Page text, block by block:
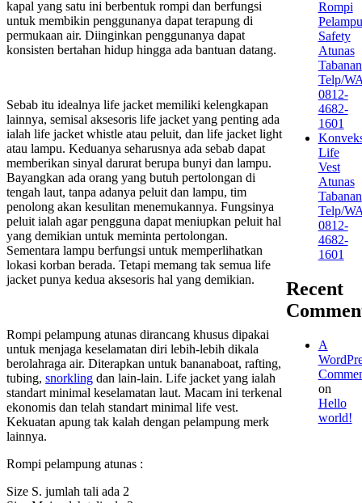
kapal yang satu ini berbentuk rompi dan berfungsi
untuk membikin penggunanya dapat terapung di
permukaan air. Diinginkan penggunanya dapat
konsisten bertahan hidup hingga ada bantuan datang.
Sebab itu idealnya life jacket memiliki kelengkapan
lainnya, semisal aksesoris life jacket yang penting ada
ialah life jacket whistle atau peluit, dan life jacket light
atau lampu. Keduanya seharusnya ada sebab dapat
memberikan sinyal darurat berupa bunyi dan lampu.
Bayangkan ada orang yang butuh pertolongan di
tengah laut, tanpa adanya peluit dan lampu, tim
penolong akan kesulitan menemukannya. Fungsinya
peluit ialah agar pengguna dapat meniupkan peluit hal
yang demikian untuk meminta pertolongan.
Sementara lampu berfungsi untuk memperlihatkan
lokasi korban berada. Tetapi memang tak semua life
jacket punya kedua aksesoris hal yang demikian.
Rompi pelampung atunas dirancang khusus dipakai
untuk menjaga keselamatan diri lebih-lebih dikala
berolahraga air. Diterapkan untuk bananaboat, rafting,
tubing, snorkling dan lain-lain. Life jacket yang ialah
standart minimal keselamatan laut. Macam ini terkenal
ekonomis dan telah standart minimal life vest.
Kekuatan apung tak kalah dengan pelampung merk
lainnya.
Rompi pelampung atunas :
Size S. jumlah tali ada 2
Rompi
Safety
Atunas
Tabanan
Telp/
0812-
4682-
1601
Life
Vest
Atunas
Tabanan
Telp/
0812-
4682-
1601
Recent
A
on
Hello
world!